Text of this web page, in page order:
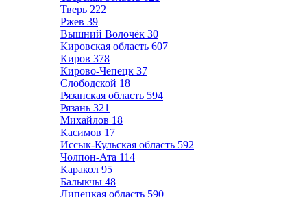
Тверь 222
Ржев 39
Вышний Волочёк 30
Кировская область 607
Киров 378
Кирово-Чепецк 37
Слободской 18
Рязанская область 594
Рязань 321
Михайлов 18
Касимов 17
Иссык-Кульская область 592
Чолпон-Ата 114
Каракол 95
Балыкчы 48
Липецкая область 590